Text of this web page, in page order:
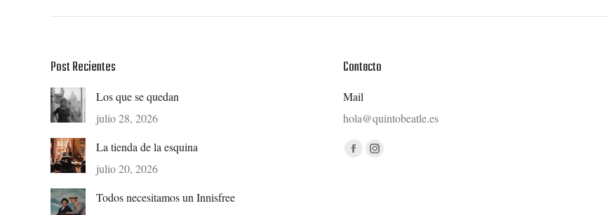
Post Recientes
Los que se quedan
julio 28, 2026
La tienda de la esquina
julio 20, 2026
Todos necesitamos un Innisfree
Contacto
Mail
hola@quintobeatle.es
Find us on:
FacebookInstagram